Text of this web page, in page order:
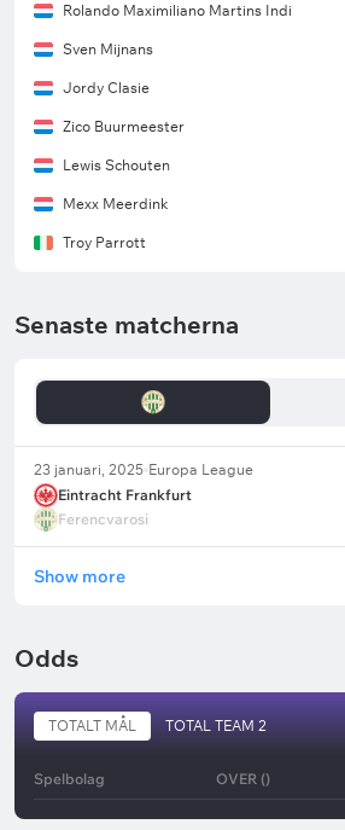
Rolando Maximiliano Martins Indi
Sven Mijnans
Jordy Clasie
Zico Buurmeester
Lewis Schouten
Mexx Meerdink
Troy Parrott
Senaste matcherna
23 januari, 2025 Europa League
Eintracht Frankfurt
Ferencvarosi
Show more
Odds
TOTALT MÅL TOTAL TEAM 2
Spelbolag OVER ()